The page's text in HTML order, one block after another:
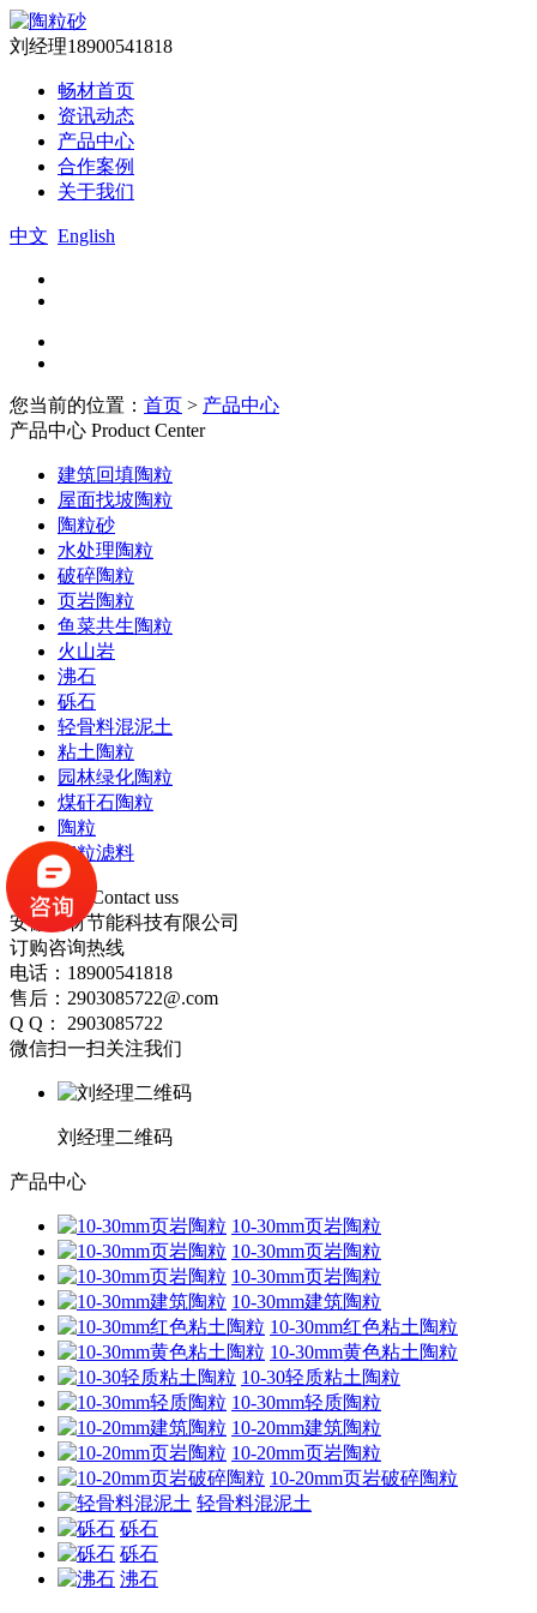
刘经理18900541818
畅材首页
资讯动态
产品中心
合作案例
关于我们
中文 English
您当前的位置： 首页 > 产品中心
产品中心 Product Center
建筑回填陶粒
屋面找坡陶粒
陶粒砂
水处理陶粒
破碎陶粒
页岩陶粒
鱼菜共生陶粒
火山岩
沸石
砾石
轻骨料混泥土
粘土陶粒
园林绿化陶粒
煤矸石陶粒
陶粒
陶粒滤料
联系我们
Contact uss
安徽畅材节能科技有限公司
订购咨询热线
电话：18900541818
售后：2903085722@.com
Q Q： 2903085722
微信扫一扫关注我们
刘经理二维码
产品中心
10-30mm页岩陶粒
10-30mm页岩陶粒
10-30mm页岩陶粒
10-30mm建筑陶粒
10-30mm红色粘土陶粒
10-30mm黄色粘土陶粒
10-30轻质粘土陶粒
10-30mm轻质陶粒
10-20mm建筑陶粒
10-20mm页岩陶粒
10-20mm页岩破碎陶粒
轻骨料混泥土
砾石
砾石
沸石